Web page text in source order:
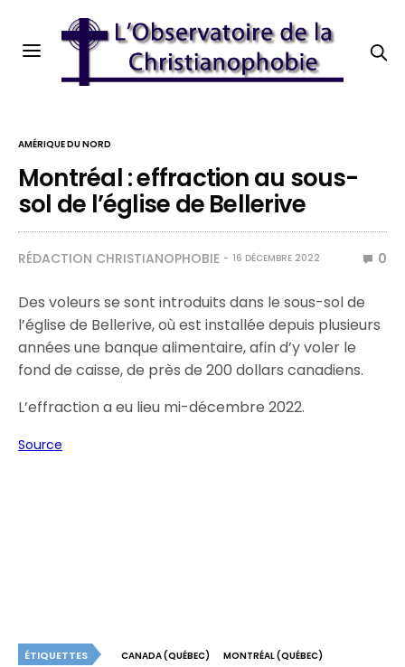
AMÉRIQUE DU NORD
Montréal : effraction au sous-
sol de l’église de Bellerive
RÉDACTION CHRISTIANOPHOBIE 16 DÉCEMBRE 2022 0
Des voleurs se sont introduits dans le sous-sol de
l’église de Bellerive, où est installée depuis plusieurs
années une banque alimentaire, afin d’y voler le
fond de caisse, de près de 200 dollars canadiens.
L’effraction a eu lieu mi-décembre 2022.
Source
ÉTIQUETTES CANADA (QUÉBEC)
MONTRÉAL (QUÉBEC)